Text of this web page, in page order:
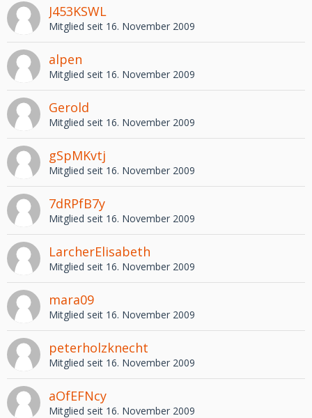
J453KSWL
Mitglied seit 16. November 2009
alpen
Mitglied seit 16. November 2009
Gerold
Mitglied seit 16. November 2009
gSpMKvtj
Mitglied seit 16. November 2009
7dRPfB7y
Mitglied seit 16. November 2009
LarcherElisabeth
Mitglied seit 16. November 2009
mara09
Mitglied seit 16. November 2009
peterholzknecht
Mitglied seit 16. November 2009
aOfEFNcy
Mitglied seit 16. November 2009